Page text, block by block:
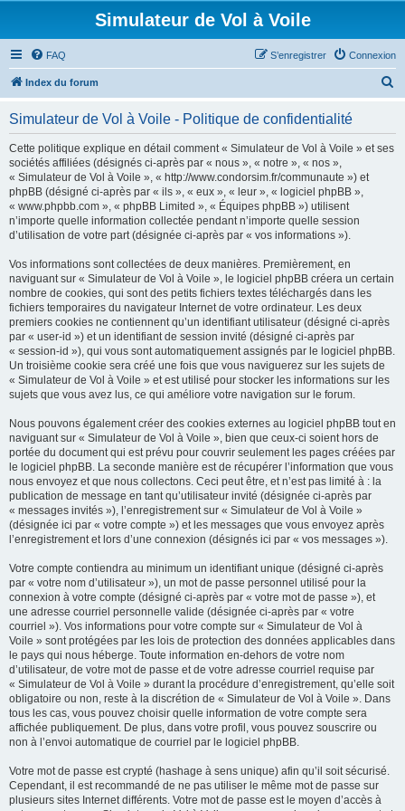
Simulateur de Vol à Voile
FAQ Connexion
S’enregistrer
Index du forum
Simulateur de Vol à Voile - Politique de confidentialité
Cette politique explique en détail comment « Simulateur de Vol à Voile » et ses
sociétés affiliées (désignés ci-après par « nous », « notre », « nos »,
« Simulateur de Vol à Voile », « http://www.condorsim.fr/communaute ») et
phpBB (désigné ci-après par « ils », « eux », « leur », « logiciel phpBB »,
« www.phpbb.com », « phpBB Limited », « Équipes phpBB ») utilisent
n’importe quelle information collectée pendant n’importe quelle session
d’utilisation de votre part (désignée ci-après par « vos informations »).
Vos informations sont collectées de deux manières. Premièrement, en
naviguant sur « Simulateur de Vol à Voile », le logiciel phpBB créera un certain
nombre de cookies, qui sont des petits fichiers textes téléchargés dans les
fichiers temporaires du navigateur Internet de votre ordinateur. Les deux
premiers cookies ne contiennent qu’un identifiant utilisateur (désigné ci-après
par « user-id ») et un identifiant de session invité (désigné ci-après par
« session-id »), qui vous sont automatiquement assignés par le logiciel phpBB.
Un troisième cookie sera créé une fois que vous naviguerez sur les sujets de
« Simulateur de Vol à Voile » et est utilisé pour stocker les informations sur les
sujets que vous avez lus, ce qui améliore votre navigation sur le forum.
Nous pouvons également créer des cookies externes au logiciel phpBB tout en
naviguant sur « Simulateur de Vol à Voile », bien que ceux-ci soient hors de
portée du document qui est prévu pour couvrir seulement les pages créées par
le logiciel phpBB. La seconde manière est de récupérer l’information que vous
nous envoyez et que nous collectons. Ceci peut être, et n’est pas limité à : la
publication de message en tant qu’utilisateur invité (désignée ci-après par
« messages invités »), l’enregistrement sur « Simulateur de Vol à Voile »
(désignée ici par « votre compte ») et les messages que vous envoyez après
l’enregistrement et lors d’une connexion (désignés ici par « vos messages »).
Votre compte contiendra au minimum un identifiant unique (désigné ci-après
par « votre nom d’utilisateur »), un mot de passe personnel utilisé pour la
connexion à votre compte (désigné ci-après par « votre mot de passe »), et
une adresse courriel personnelle valide (désignée ci-après par « votre
courriel »). Vos informations pour votre compte sur « Simulateur de Vol à
Voile » sont protégées par les lois de protection des données applicables dans
le pays qui nous héberge. Toute information en-dehors de votre nom
d’utilisateur, de votre mot de passe et de votre adresse courriel requise par
« Simulateur de Vol à Voile » durant la procédure d’enregistrement, qu’elle soit
obligatoire ou non, reste à la discrétion de « Simulateur de Vol à Voile ». Dans
tous les cas, vous pouvez choisir quelle information de votre compte sera
affichée publiquement. De plus, dans votre profil, vous pouvez souscrire ou
non à l’envoi automatique de courriel par le logiciel phpBB.
Votre mot de passe est crypté (hashage à sens unique) afin qu’il soit sécurisé.
Cependant, il est recommandé de ne pas utiliser le même mot de passe sur
plusieurs sites Internet différents. Votre mot de passe est le moyen d’accès à